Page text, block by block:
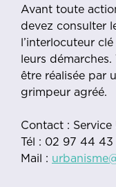
Avant toute
devez consulter
l’interlocuteur
leurs
être réalisée par
grimpeur agréé.
Contact :
Tél : 02 97 44
Mail :